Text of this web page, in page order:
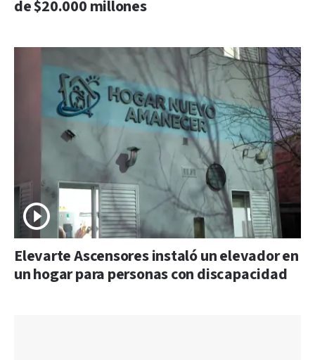
de $20.000 millones
Elevarte Ascensores instaló un elevador en
un hogar para personas con discapacidad